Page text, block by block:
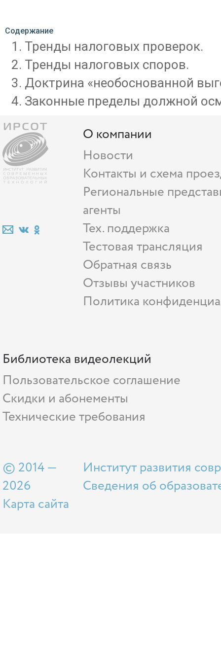
Содержание
Тренды налоговых проверок.
Тренды налоговых споров.
Доктрина «необоснованной
Законные пределы должной
О компании
Новости
Контакты и схема
Региональные
агенты
Тех. поддержка
Тестовая трансляция
Обратная связь
Отзывы участников
Политика
Библиотека видеолекций
Пользовательское соглашение
Скидки и абонементы
Технические требования
© 2014 —
2026
Карта сайта
Институт развития
Сведения об